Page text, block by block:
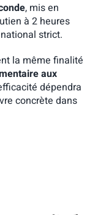
, mis en
à 2 heures
strict.
la même finalité
aux
dépendra
concrète dans